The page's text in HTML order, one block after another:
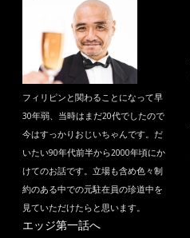
フィリピンと関わることになって早
30年弱、当時はまだ20代でしたので
今はすっかりおじいちゃんです。だ
いたい90年代前半から2000年頃にか
けてのお話です。立場も含め色々制
約のある中での元駐在員の珍道中を
見ていただけたらと思います。
エッジ第一話へ